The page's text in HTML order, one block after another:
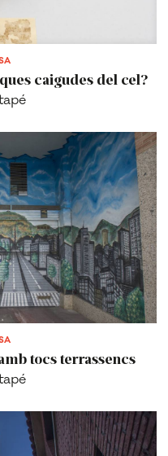
caigudes del cel?
tocs terrassencs